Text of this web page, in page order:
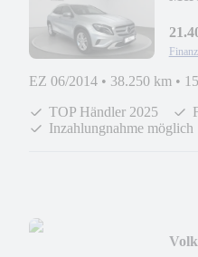
EZ 06/2014 • 38.250 km •
TOP Händler 2025
Inzahlungnahme möglich